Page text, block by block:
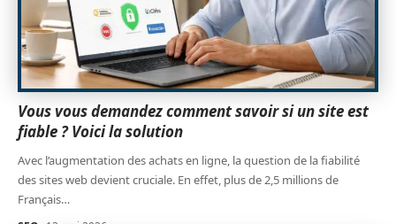
Vous vous demandez comment savoir si un site est
fiable ? Voici la solution
Avec l’augmentation des achats en ligne, la question de la fiabilité
des sites web devient cruciale. En effet, plus de 2,5 millions de
Français…